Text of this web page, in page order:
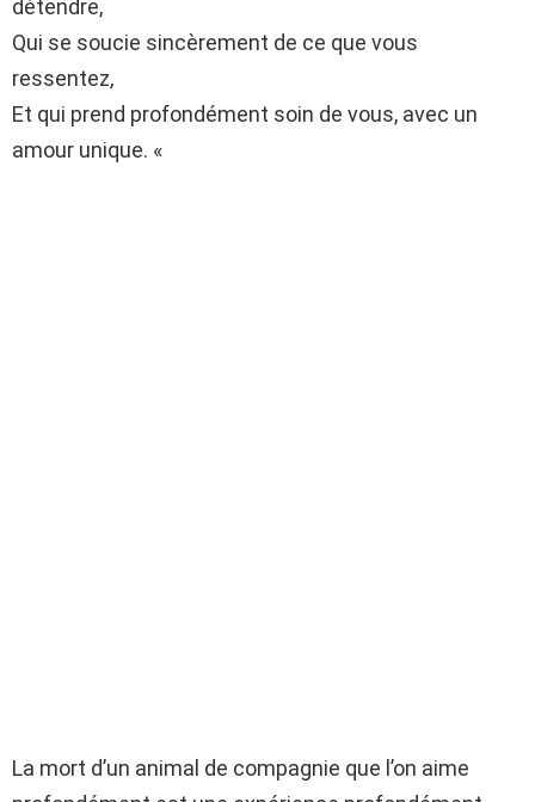
détendre,
Qui se soucie sincèrement de ce que vous
ressentez,
Et qui prend profondément soin de vous, avec un
amour unique. «
La mort d’un animal de compagnie que l’on aime